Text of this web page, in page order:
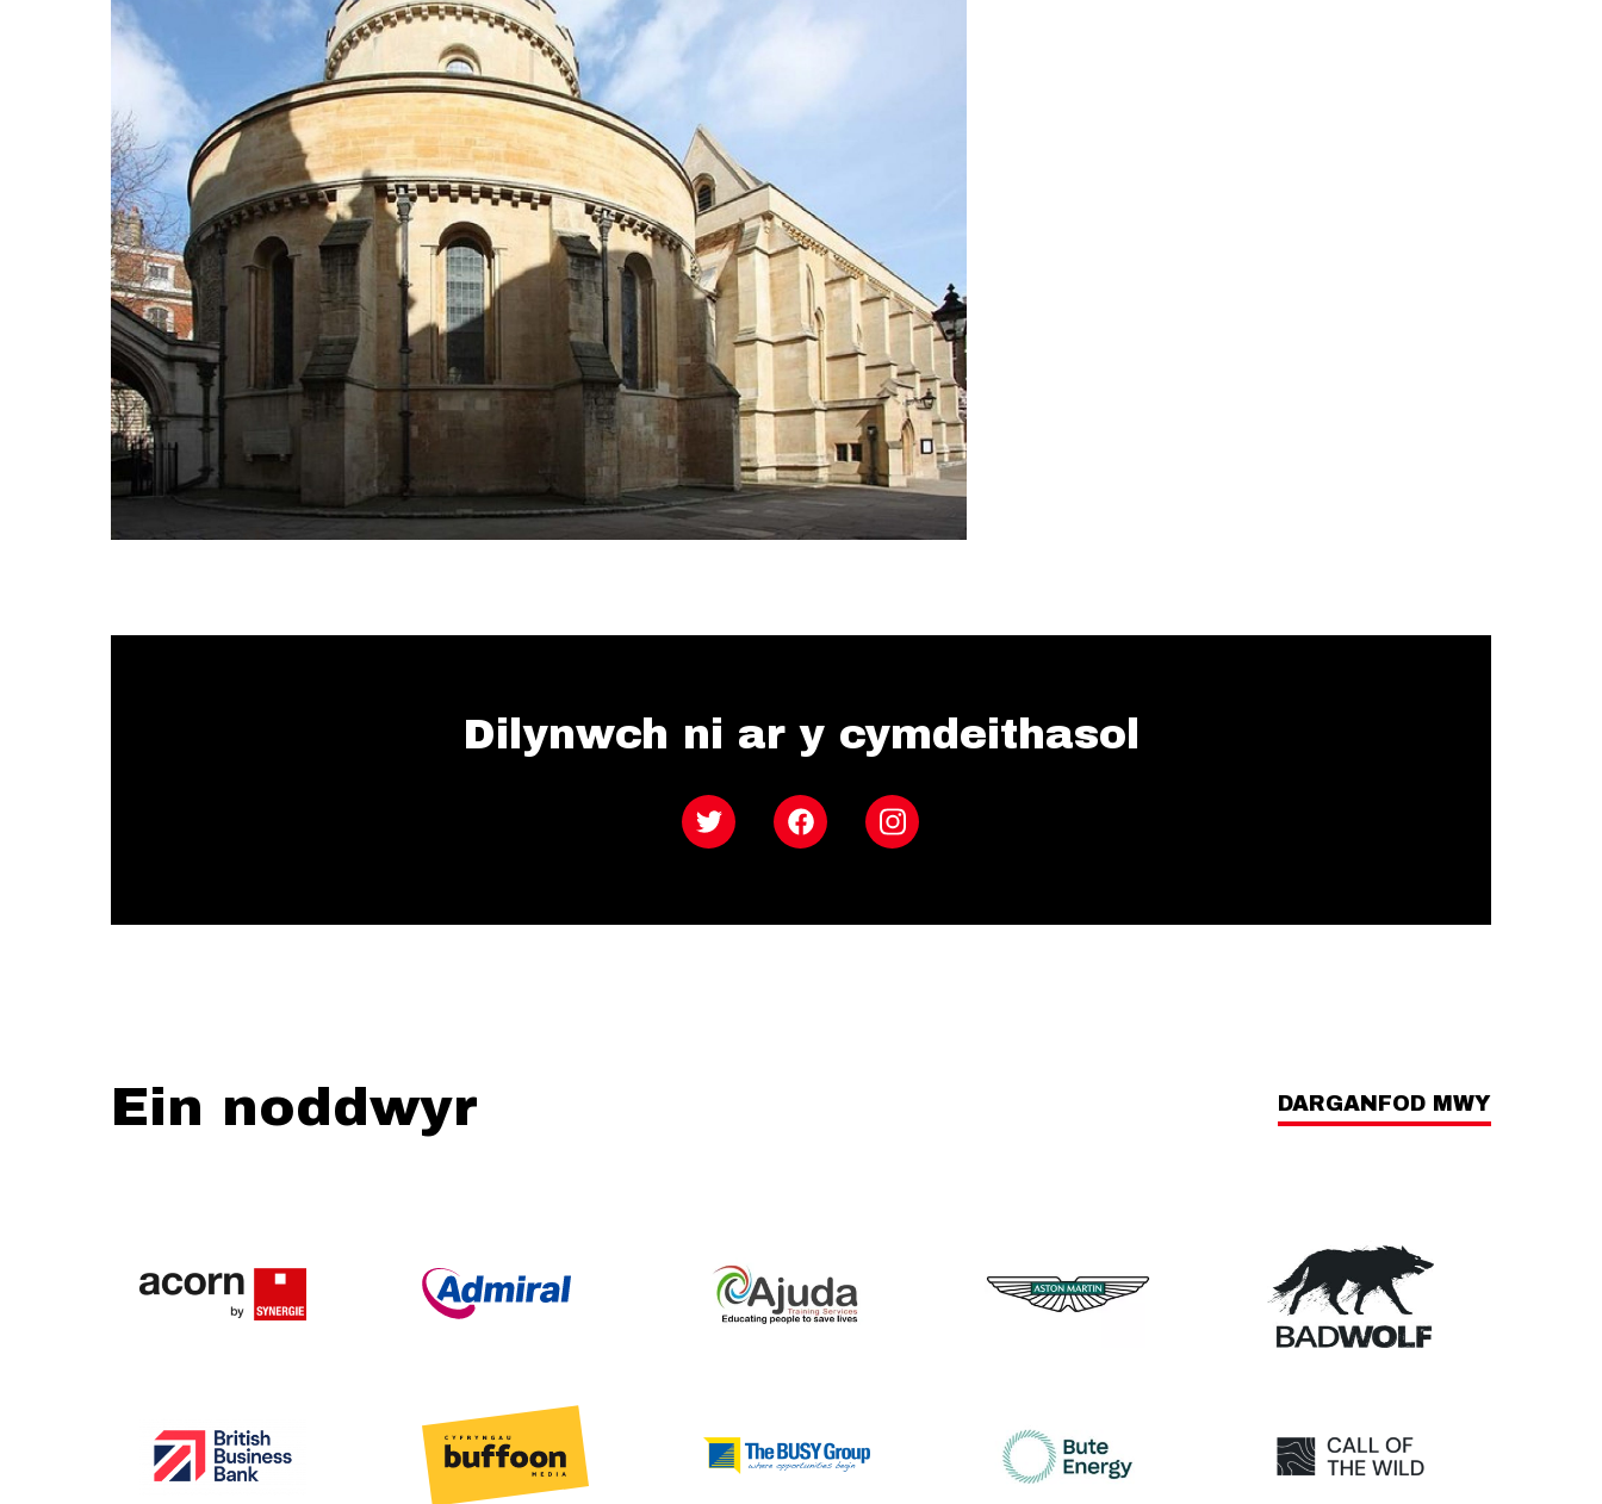
Dilynwch ni ar y cymdeithasol
Twitter Facebook Instagram
Ein noddwyr DARGANFOD MWY